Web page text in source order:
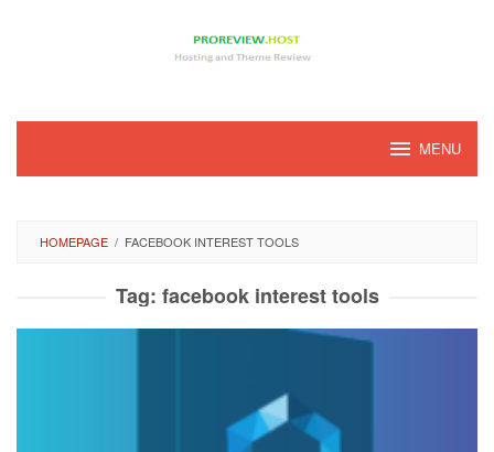
MENU
HOMEPAGE / FACEBOOK INTEREST TOOLS
Tag: facebook interest tools